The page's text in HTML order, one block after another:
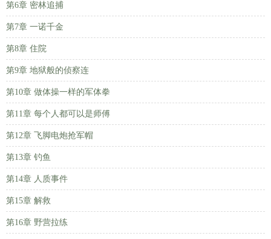
第6章 密林追捕
第7章 一诺千金
第8章 住院
第9章 地狱般的侦察连
第10章 做体操一样的军体拳
第11章 每个人都可以是师傅
第12章 飞脚电炮抢军帽
第13章 钓鱼
第14章 人质事件
第15章 解救
第16章 野营拉练